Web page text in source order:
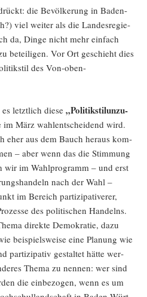
die Bevöl­ke­rung in Baden-
viel wei­ter als die Lan­des­re­gie­
da, Din­ge nicht mehr ein­fach
betei­li­gen. Vor Ort geschieht dies
des Von-oben-
letzt­lich die­se „Poli­tik­sti­lun­zu­
März wahl­ent­schei­dend wird.
eher aus dem Bauch her­aus kom­
– aber wenn das die Stim­mung
im Wahl­pro­gramm – und erst
nach der Wahl –
im Bereich par­ti­zi­pa­ti­ve­rer,
des poli­ti­schen Han­delns.
direk­te Demo­kra­tie, dazu
bei­spiels­wei­se eine Pla­nung wie
par­ti­zi­pa­tiv gestal­tet hät­te wer­
The­ma zu nen­nen: wer sind
die ein­be­zo­gen, wenn es um